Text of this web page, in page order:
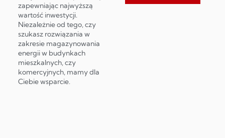
zapewniając najwyższą
wartość inwestycji.
Niezależnie od tego, czy
szukasz rozwiązania w
zakresie magazynowania
energii w budynkach
mieszkalnych, czy
komercyjnych, mamy dla
Ciebie wsparcie.